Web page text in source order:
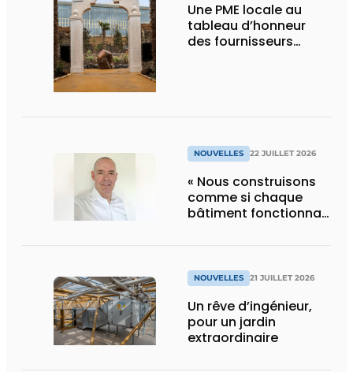
Une PME locale au
tableau d’honneur
des fournisseurs
NOUVELLES 22 JUILLET 2026
« Nous construisons
comme si chaque
bâtiment fonctionnait
»NOUVELLES 21 JUILLET 2026
Un rêve d’ingénieur,
pour un jardin
extraordinaire